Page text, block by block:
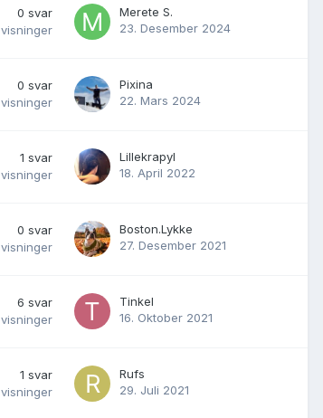
0 svar
visninger
Merete S.
23. Desember 2024
0 svar
visninger
Pixina
22. Mars 2024
1 svar
visninger
Lillekrapyl
18. April 2022
0 svar
visninger
Boston.Lykke
27. Desember 2021
6 svar
visninger
Tinkel
16. Oktober 2021
1 svar
visninger
Rufs
29. Juli 2021